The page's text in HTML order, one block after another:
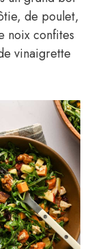
de poulet,
noix confites
vinaigrette